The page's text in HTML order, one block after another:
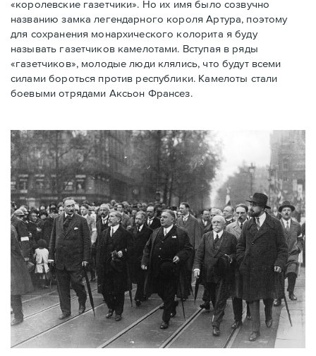
«королевские газетчики». Но их имя было созвучно
названию замка легендарного короля Артура, поэтому
для сохранения монархического колорита я буду
называть газетчиков камелотами. Вступая в ряды
«газетчиков», молодые люди клялись, что будут всеми
силами бороться против республики. Камелоты стали
боевыми отрядами Аксьон Франсез.